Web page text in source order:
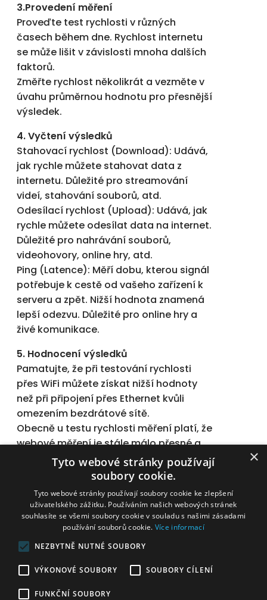
3.Provedení měření
Proveďte test rychlosti v různých
časech během dne. Rychlost internetu
se může lišit v závislosti mnoha dalších
faktorů.
Změřte rychlost několikrát a vezměte v
úvahu průměrnou hodnotu pro přesnější
výsledek.
4. Vyčtení výsledků
Stahovací rychlost (Download): Udává,
jak rychle můžete stahovat data z
internetu. Důležité pro streamování
videí, stahování souborů, atd.
Odesílací rychlost (Upload): Udává, jak
rychle můžete odesílat data na internet.
Důležité pro nahrávání souborů,
videohovory, online hry, atd.
Ping (Latence): Měří dobu, kterou signál
potřebuje k cestě od vašeho zařízení k
serveru a zpět. Nižší hodnota znamená
lepší odezvu. Důležité pro online hry a
živé komunikace.
5. Hodnocení výsledků
Pamatujte, že při testování rychlosti
přes WiFi můžete získat nižší hodnoty
než při připojení přes Ethernet kvůli
omezením bezdrátové sítě.
Obecně u testu rychlosti měření platí, že
webové měření je stále málo přesné a
odchylky mohou být velké. Pouze
aplikace, která obchází i vadná
nastavení prohlížeče nebo jeho chyby,
může mít dostatečnou přesnost pro
hodnocení kvality služby.
Pokud i po provedení všech kroků
obraťte se na nás pro další diagnostiku
nebo pomoc.
×
Tyto webové stránky používají
soubory cookie.
Tyto webové stránky používají soubory cookie ke zlepšení
uživatelského zážitku. Používáním našich webových stránek
souhlasíte se všemi soubory cookie v souladu s našimi zásadami
používání souborů cookie. Více informací
NEZBYTNĚ NUTNÉ SOUBORY
VÝKONOVÉ SOUBORY SOUBORY CÍLENÍ
FUNKČNÍ SOUBORY